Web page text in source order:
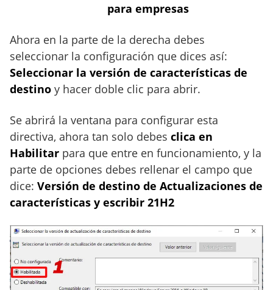
para empresas
Ahora en la parte de la derecha debes
seleccionar la configuración que dices así:
Seleccionar la versión de características de
destino y hacer doble clic para abrir.
Se abrirá la ventana para configurar esta
directiva, ahora tan solo debes clica en
Habilitar para que entre en funcionamiento, y la
parte de opciones debes rellenar el campo que
dice: Versión de destino de Actualizaciones de
características y escribir 21H2